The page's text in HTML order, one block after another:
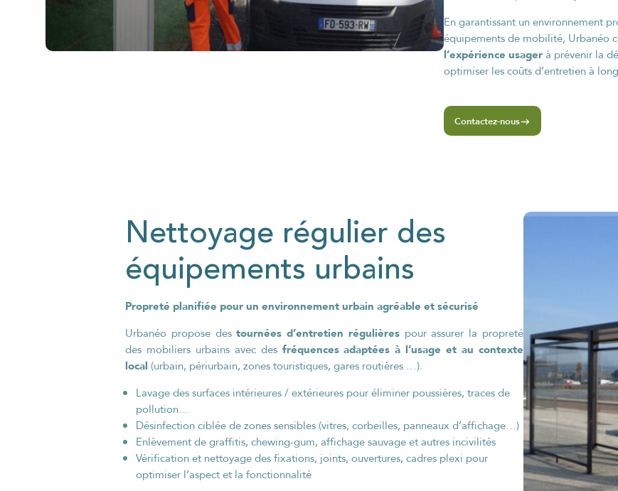
En garantissant un environnement
équipements de mobilité, Urbanéo
l’expérience usagerà prévenir la
optimiser les coûts d’entretien à
Contactez-nous
Nettoyage régulier des
équipements urbains
Propreté planifiée pour un environnement urbain agréable et sécurisé
Urbanéo propose destournées d’entretien régulièrespour assurer la propreté
des mobiliers urbains avec des fréquences adaptées à l’usage et au contexte
local (urbain, périurbain, zones touristiques, gares routières …).
Lavage des surfaces intérieures / extérieures pour éliminer poussières, traces de
pollution…
Désinfection ciblée de zones sensibles (vitres, corbeilles, panneaux d’affichage…)
Enlèvement de graffitis, chewing-gum, affichage sauvage et autres incivilités
Vérification et nettoyage des fixations, joints, ouvertures, cadres plexi pour
optimiser l’aspect et la fonctionnalité